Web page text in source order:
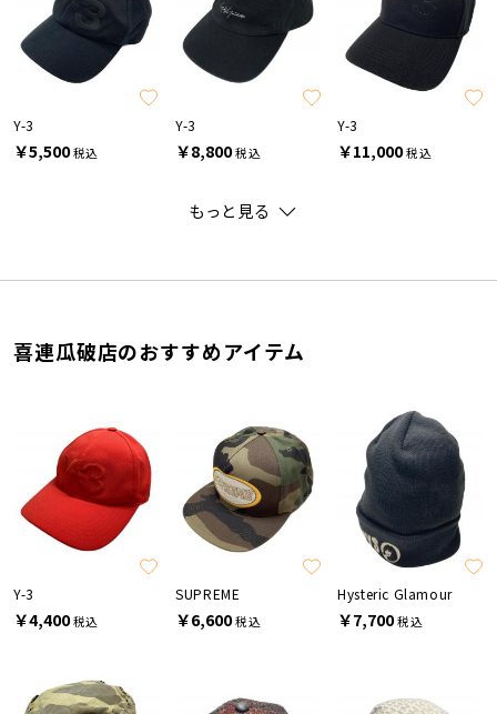
Y-3
￥5,500税込
Y-3
￥8,800税込
Y-3
￥11,000税込
もっと見る
喜連瓜破店のおすすめアイテム
Y-3
￥4,400税込
SUPREME
￥6,600税込
Hysteric Glamour
￥7,700税込